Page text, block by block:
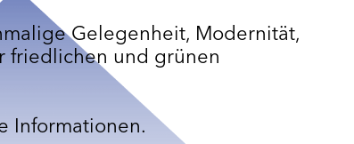
Gelegenheit, Modernität,
friedlichen und grünen
Informationen.